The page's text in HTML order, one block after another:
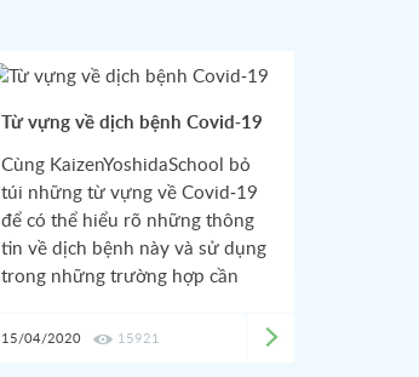
Từ vựng về dịch bệnh Covid-19
Cùng KaizenYoshidaSchool bỏ
túi những từ vựng về Covid-19
để có thể hiểu rõ những thông
tin về dịch bệnh này và sử dụng
trong những trường hợp cần
15/04/2020 15921